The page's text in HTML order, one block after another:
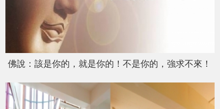
佛說：該是你的，就是你的！不是你的，強求不來！